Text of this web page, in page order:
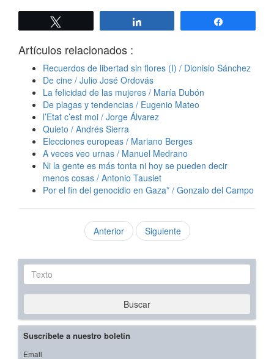
Artículos relacionados :
Recuerdos de libertad sin flores (I) / Dionisio Sánchez
De cine / Julio José Ordovás
La felicidad de las mujeres / María Dubón
De plagas y tendencias / Eugenio Mateo
l’Etat c’est moi / Jorge Álvarez
Quieto / Andrés Sierra
Elecciones europeas / Mariano Berges
A veces veo urnas / Manuel Medrano
Ni la gente es más tonta ni hoy se pueden decir
menos cosas / Antonio Tausiet
Por el fin del genocidio en Gaza* / Gonzalo del Campo
Anterior Siguiente
Texto
Buscar
Suscríbete a nuestro boletín
Email